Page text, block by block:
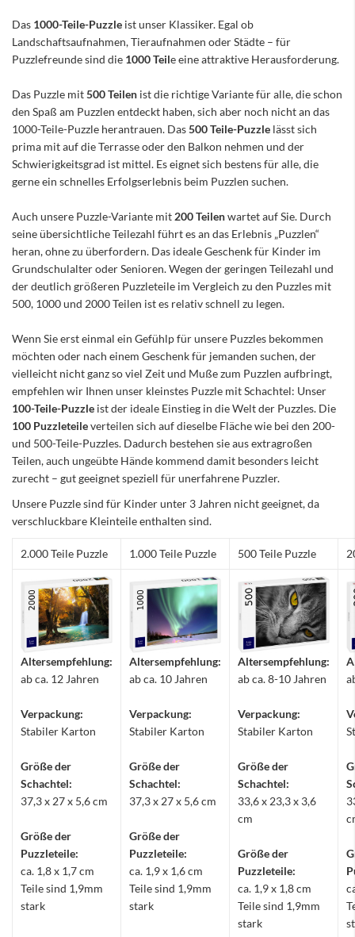
Das 1000-Teile-Puzzle ist unser Klassiker. Egal ob
Landschaftsaufnahmen, Tieraufnahmen oder Städte – für
Puzzlefreunde sind die 1000 Teile eine attraktive Herausforderung.
Das Puzzle mit500 Teilen ist die richtige Variante für alle, die schon
den Spaß am Puzzlen entdeckt haben, sich aber noch nicht an das
1000-Teile-Puzzle herantrauen. Das500 Teile-Puzzle lässt sich
prima mit auf die Terrasse oder den Balkon nehmen und der
Schwierigkeitsgrad ist mittel. Es eignet sich bestens für alle, die
gerne ein schnelles Erfolgserlebnis beim Puzzlen suchen.
Auch unsere Puzzle-Variante mit 200 Teilenwartet auf Sie. Durch
seine übersichtliche Teilezahl führt es an das Erlebnis „Puzzlen“
heran, ohne zu überfordern. Das ideale Geschenk für Kinder im
Grundschulalter oder Senioren. Wegen der geringen Teilezahl und
der deutlich größeren Puzzleteile im Vergleich zu den Puzzles mit
500, 1000 und 2000 Teilen ist es relativ schnell zu legen.
Wenn Sie erst einmal ein Gefühlp für unsere Puzzles bekommen
möchten oder nach einem Geschenk für jemanden suchen, der
vielleicht nicht ganz so viel Zeit und Muße zum Puzzlen aufbringt,
empfehlen wir Ihnen unser kleinstes Puzzle mit Schachtel: Unser
100-Teile-Puzzle ist der ideale Einstieg in die Welt der Puzzles. Die
100 Puzzleteileverteilen sich auf dieselbe Fläche wie bei den 200-
und 500-Teile-Puzzles. Dadurch bestehen sie aus extragroßen
Teilen, auch ungeübte Hände kommend damit besonders leicht
zurecht – gut geeignet speziell für unerfahrene Puzzler.
Unsere Puzzle sind für Kinder unter 3 Jahren nicht geeignet, da
verschluckbare Kleinteile enthalten sind.
2.000 Teile Puzzle 1.000 Teile Puzzle 500 Teile Puzzle
Altersempfehlung:
ab ca. 12 Jahren
Verpackung:
Stabiler Karton
Größe der
Schachtel:
37,3 x 27 x 5,6 cm
Größe der
Puzzleteile:
ca. 1,8 x 1,7 cm
Teile sind 1,9mm
stark
Altersempfehlung:
ab ca. 10 Jahren
Verpackung:
Stabiler Karton
Größe der
Schachtel:
37,3 x 27 x 5,6 cm
Größe der
Puzzleteile:
ca. 1,9 x 1,6 cm
Teile sind 1,9mm
stark
Altersempfehlung:
ab ca. 8-10 Jahren
Verpackung:
Stabiler Karton
Größe der
Schachtel:
33,6 x 23,3 x 3,6
cm
Größe der
Puzzleteile:
ca. 1,9 x 1,8 cm
Teile sind 1,9mm
stark